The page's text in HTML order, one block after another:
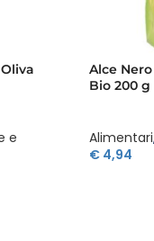
e
Alce
Bio 200 g
Alimentari
€4,94